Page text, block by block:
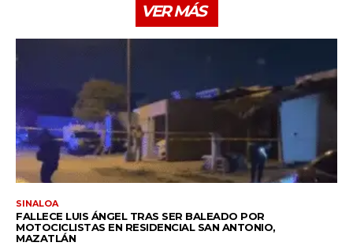
VER MÁS
SINALOA
FALLECE LUIS ÁNGEL TRAS SER BALEADO POR
MOTOCICLISTAS EN RESIDENCIAL SAN ANTONIO,
MAZATLÁN